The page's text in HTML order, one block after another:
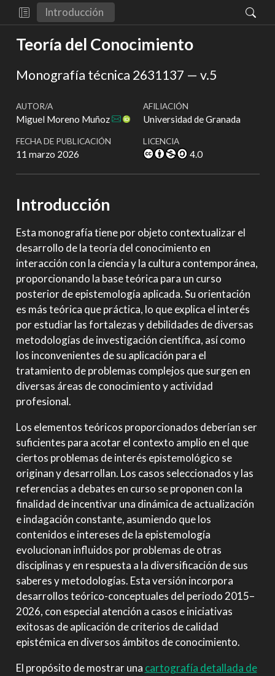
Introducción
Teoría del Conocimiento
Monografía técnica 2631137 — v.5
AUTOR/A AFILIACIÓN
Miguel Moreno Muñoz Universidad de Granada
FECHA DE PUBLICACIÓN
11 marzo 2026
LICENCIA
4.0
Introducción
Esta monografía tiene por objeto contextualizar el
desarrollo de la teoría del conocimiento en
interacción con la ciencia y la cultura contemporánea,
proporcionando la base teórica para un curso
posterior de epistemología aplicada. Su orientación
es más teórica que práctica, lo que explica el interés
por estudiar las fortalezas y debilidades de diversas
metodologías de investigación científica, así como
los inconvenientes de su aplicación para el
tratamiento de problemas complejos que surgen en
diversas áreas de conocimiento y actividad
profesional.
Los elementos teóricos proporcionados deberían ser
suficientes para acotar el contexto amplio en el que
ciertos problemas de interés epistemológico se
originan y desarrollan. Los casos seleccionados y las
referencias a debates en curso se proponen con la
finalidad de incentivar una dinámica de actualización
e indagación constante, asumiendo que los
contenidos e intereses de la epistemología
evolucionan influidos por problemas de otras
disciplinas y en respuesta a la diversificación de sus
saberes y metodologías. Esta versión incorpora
desarrollos teórico-conceptuales del periodo 2015–
2026, con especial atención a casos e iniciativas
exitosas de aplicación de criterios de calidad
epistémica en diversos ámbitos de conocimiento.
El propósito de mostrar una cartografía detallada de